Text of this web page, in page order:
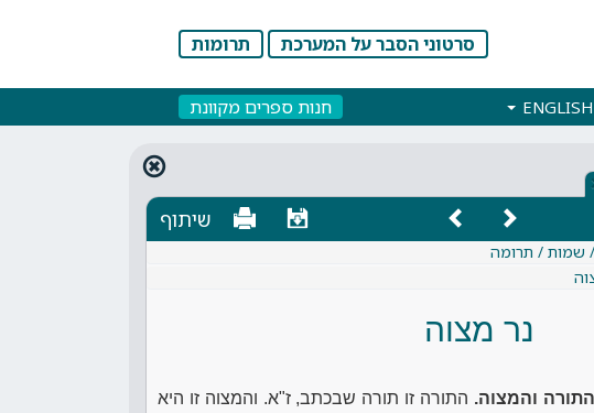
סרטוני הסבר על המערכת תרומות
ENGLISH חנות ספרים מקוונת
שיתוף
/ שמות / תרומה
נר מצוה
התורה והמצוה. התורה זו תורה שבכתב, ז"א. והמצוה זו היא